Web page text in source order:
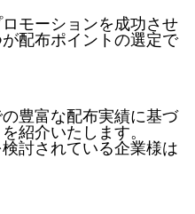
モーションを成功させ
配布ポイントの選定で
豊富な配布実績に基づ
紹介いたします。
討されている企業様は